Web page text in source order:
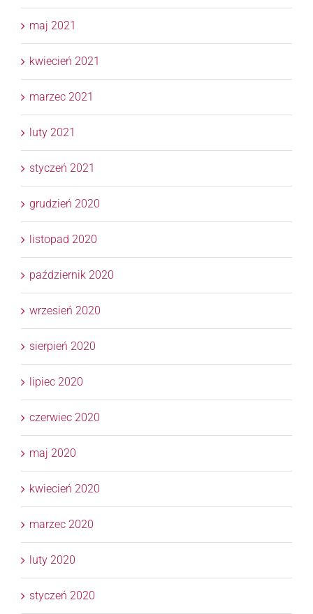
maj 2021
kwiecień 2021
marzec 2021
luty 2021
styczeń 2021
grudzień 2020
listopad 2020
październik 2020
wrzesień 2020
sierpień 2020
lipiec 2020
czerwiec 2020
maj 2020
kwiecień 2020
marzec 2020
luty 2020
styczeń 2020